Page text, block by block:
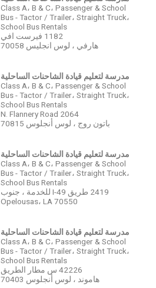
Class A، B & C، Passenger & School
Bus - Tactor / Trailer، Straight Truck،
School Bus Rentals
1182 فيرست افي
هارفي ، لوس انجليس 70058
مدرسة لتعليم قيادة الشاحنات الساحلية
Class A، B & C، Passenger & School
Bus - Tactor / Trailer، Straight Truck،
School Bus Rentals
2064 N. Flannery Road
باتون روج ، لوس أنجلوس 70815
مدرسة لتعليم قيادة الشاحنات الساحلية
Class A، B & C، Passenger & School
Bus - Tactor / Trailer، Straight Truck،
School Bus Rentals
2419 طريق I-49 للخدمة ، جنوب
Opelousas، LA 70550
مدرسة لتعليم قيادة الشاحنات الساحلية
Class A، B & C، Passenger & School
Bus - Tactor / Trailer، Straight Truck،
School Bus Rentals
42226 س مطار الطريق
هاموند ، لوس أنجلوس 70403